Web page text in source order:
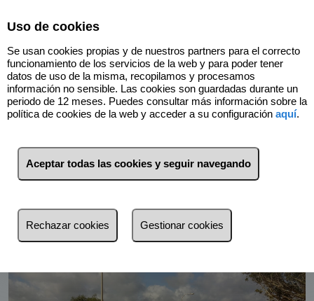
Volver
Uso de cookies
Se usan cookies propias y de nuestros partners para el correcto
funcionamiento de los servicios de la web y para poder tener
datos de uso de la misma, recopilamos y procesamos
información no sensible. Las cookies son guardadas durante un
periodo de 12 meses. Puedes consultar más información sobre la
política de cookies de la web y acceder a su configuración aquí.
Aceptar todas las cookies y seguir navegando
Rechazar cookies Gestionar cookies